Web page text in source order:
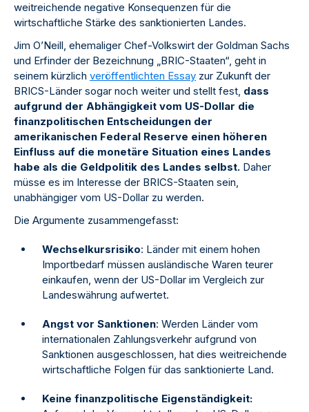
weitreichende negative Konsequenzen für die
wirtschaftliche Stärke des sanktionierten Landes.
Jim O’Neill, ehemaliger Chef-Volkswirt der Goldman Sachs
und Erfinder der Bezeichnung „BRIC-Staaten“, geht in
seinem kürzlich veröffentlichten Essay zur Zukunft der
BRICS-Länder sogar noch weiter und stellt fest, dass
aufgrund der Abhängigkeit vom US-Dollar die
finanzpolitischen Entscheidungen der
amerikanischen Federal Reserve einen höheren
Einfluss auf die monetäre Situation eines Landes
habe als die Geldpolitik des Landes selbst. Daher
müsse es im Interesse der BRICS-Staaten sein,
unabhängiger vom US-Dollar zu werden.
Die Argumente zusammengefasst:
Wechselkursrisiko: Länder mit einem hohen
Importbedarf müssen ausländische Waren teurer
einkaufen, wenn der US-Dollar im Vergleich zur
Landeswährung aufwertet.
Angst vor Sanktionen: Werden Länder vom
internationalen Zahlungsverkehr aufgrund von
Sanktionen ausgeschlossen, hat dies weitreichende
wirtschaftliche Folgen für das sanktionierte Land.
Keine finanzpolitische Eigenständigkeit: